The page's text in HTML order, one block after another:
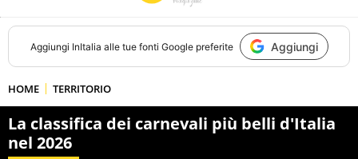
Aggiungi InItalia alle tue fonti Google preferite Aggiungi
HOME TERRITORIO
La classifica dei carnevali più belli d'Italia
nel 2026